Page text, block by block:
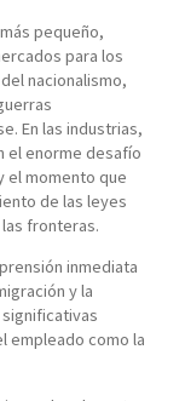
pequeño,
para los
nacionalismo,
En las industrias,
el enorme desafío
el momento que
de las leyes
fronteras.
inmediata
y la
empleado como la